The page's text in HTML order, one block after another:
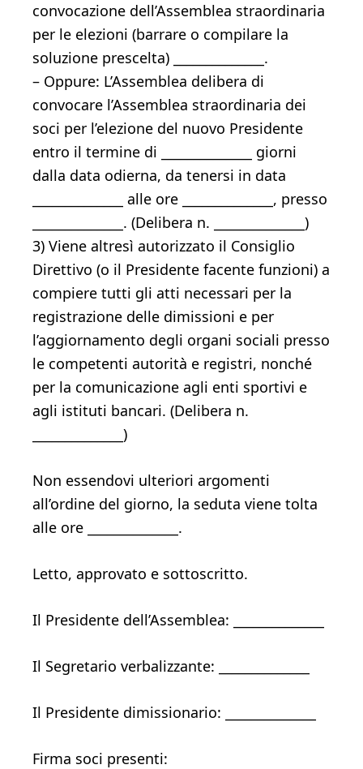
convocazione dell’Assemblea straordinaria
per le elezioni (barrare o compilare la
soluzione prescelta) ______________.
– Oppure: L’Assemblea delibera di
convocare l’Assemblea straordinaria dei
soci per l’elezione del nuovo Presidente
entro il termine di ______________ giorni
dalla data odierna, da tenersi in data
______________ alle ore ______________, presso
______________. (Delibera n. ______________)
3) Viene altresì autorizzato il Consiglio
Direttivo (o il Presidente facente funzioni) a
compiere tutti gli atti necessari per la
registrazione delle dimissioni e per
l’aggiornamento degli organi sociali presso
le competenti autorità e registri, nonché
per la comunicazione agli enti sportivi e
agli istituti bancari. (Delibera n.
______________)
Non essendovi ulteriori argomenti
all’ordine del giorno, la seduta viene tolta
alle ore ______________.
Letto, approvato e sottoscritto.
Il Presidente dell’Assemblea: ______________
Il Segretario verbalizzante: ______________
Il Presidente dimissionario: ______________
Firma soci presenti: